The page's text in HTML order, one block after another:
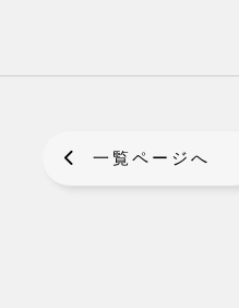
一覧ページへ